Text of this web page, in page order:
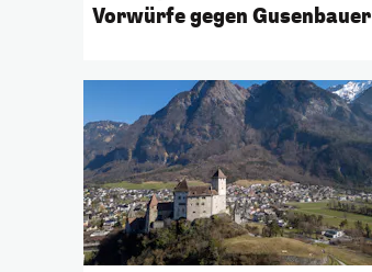
Vorwürfe gegen Gusenbauer